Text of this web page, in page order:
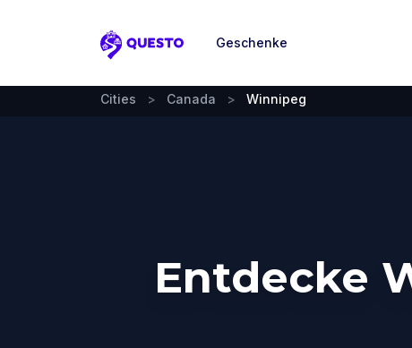
Questo
Geschenke
Cities > Canada > Winnipeg
Entdecke